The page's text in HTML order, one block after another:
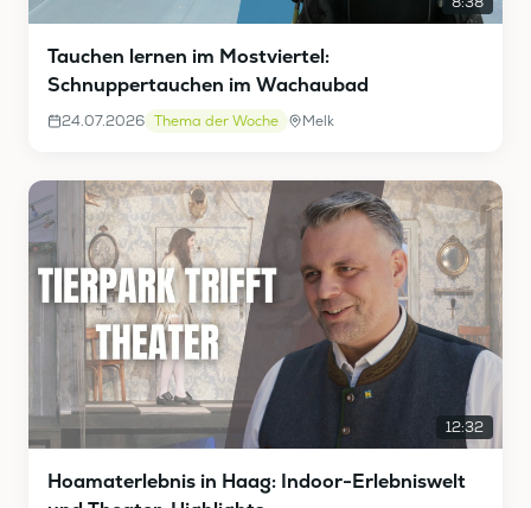
Tauchen lernen im Mostviertel:
Schnuppertauchen im Wachaubad
24.07.2026 Thema der Woche Melk
12:32
Hoamaterlebnis in Haag: Indoor-Erlebniswelt